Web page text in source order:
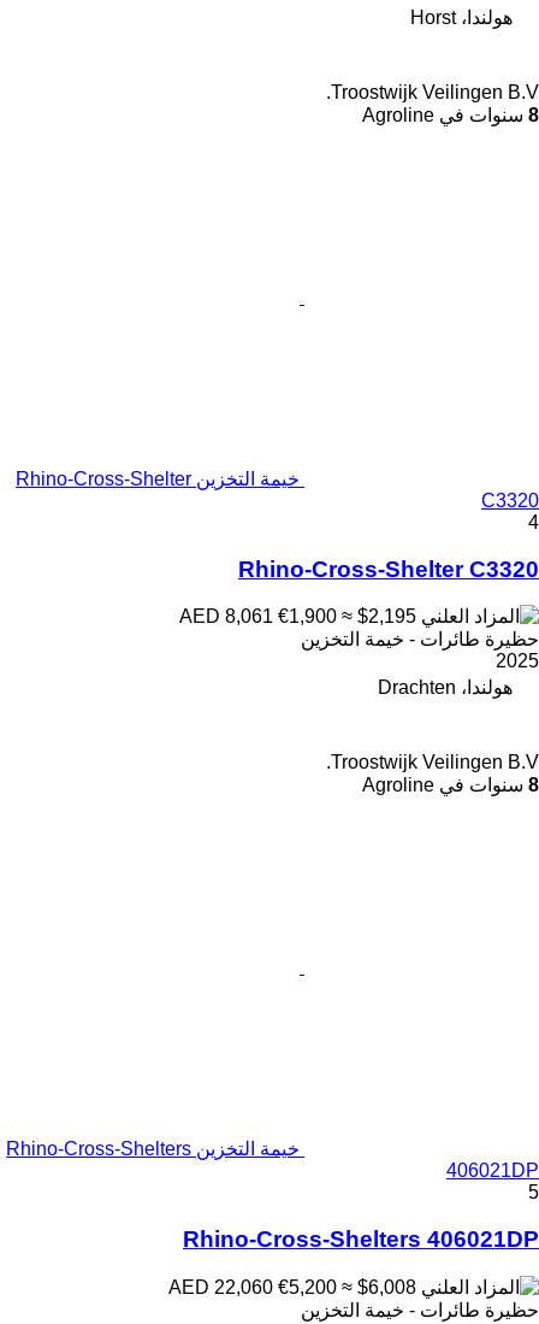
هولندا، Horst
Troostwijk Veilingen B.V.
8 سنوات في Agroline
خيمة التخزين Rhino-Cross-Shelter
C3320
4
Rhino-Cross-Shelter C3320
€1,900 ≈ $2,195
حظيرة طائرات - خيمة التخزين
2025
هولندا، Drachten
Troostwijk Veilingen B.V.
8 سنوات في Agroline
خيمة التخزين Rhino-Cross-Shelters
406021DP
5
Rhino-Cross-Shelters 406021DP
€5,200 ≈ $6,008
حظيرة طائرات - خيمة التخزين